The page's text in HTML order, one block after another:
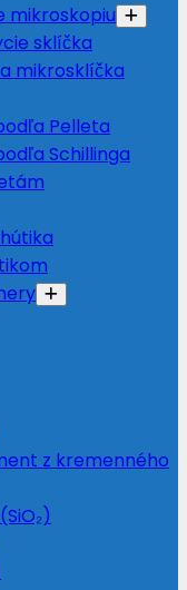
mikroskopiu
sklíčka
mikrosklíčka
Pelleta
Schillinga
z kremenného